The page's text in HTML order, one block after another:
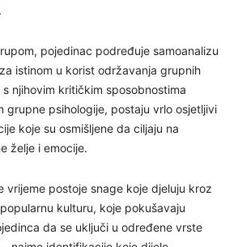
pojedinac podređuje samoanalizu
istinom u korist održavanja grupnih
njihovim kritičkim sposobnostima
grupne psihologije, postaju vrlo osjetljivi
koje su osmišljene da ciljaju na
želje i emocije.
vrijeme postoje snage koje djeluju kroz
kulturu, koje pokušavaju
da se uključi u određene vrste